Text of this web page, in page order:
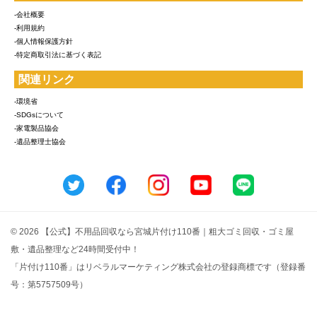
-会社概要
-利用規約
-個人情報保護方針
-特定商取引法に基づく表記
関連リンク
-環境省
-SDGsについて
-家電製品協会
-遺品整理士協会
© 2026 【公式】不用品回収なら宮城片付け110番｜粗大ゴミ回収・ゴミ屋
敷・遺品整理など24時間受付中！
「片付け110番」はリベラルマーケティング株式会社の登録商標です（登録番
号：第5757509号）